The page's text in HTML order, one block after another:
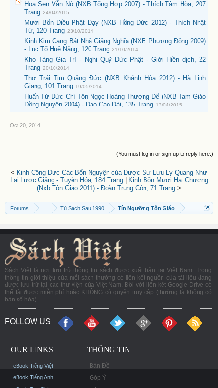
Hoa Sen Vẫn Nở (NXB Tổng Hợp 2007) - Thích Tâm Hòa, 207
Trang 24/04/2015
Mười Bốn Điều Phật Dạy (NXB Hồng Đức 2012) - Thích Nhật
Từ, 120 Trang 23/10/2014
Kinh Kim Cang Bát Nhã Giảng Nghĩa (NXB Phương Đông 2009)
- Lục Tổ Huệ Năng, 120 Trang 21/10/2014
Kho Tàng Gia Trì - Nghi Quỹ Đức Phật - Giới Hiền dịch, 22
Trang 20/10/2014
Thơ Trái Tim Quảng Đức (NXB Khánh Hòa 2012) - Hà Linh
Giang, 101 Trang 19/05/2014
Huấn Từ Đức Chí Tôn Ngọc Hoàng Thượng Đế (NXB Tam Giáo
Đồng Nguyên 2004) - Đạo Cao Đài, 135 Trang 13/04/2015
Oct 20, 2014
(You must log in or sign up to reply here.)
< Kinh Công Đức Các Bổn Nguyện của Dược Sư Lưu Ly Quang Như
Lai Lược Giảng - Tuyên Hóa, 184 Trang|
Kinh Bốn Mươi Hai Chương
(Nxb Tôn Giáo 2011) - Đoàn Trung Còn, 71 Trang >
Forums Tủ Sách Sau 1990 Tín Ngưỡng Tôn Giáo
Sách Việt là nơi lưu trữ thông tin sách được xuất bản tại Việt Nam. Trong
thông tin giới thiệu của mỗi sách thường có liên kết nguồn của tài liệu đang
được lưu trữ tại các thư viện của Việt Nam. Đối với liên kết Google Drive có
thể tải được miễn phí hoặc KHÔNG có quyền truy cập (thường là không có
bản số hóa).
FOLLOW US
OUR LINKS
eBook Tiếng Việt
eBook Tiếng Anh
THÔNG TIN
Bản Đồ
Góp Ý